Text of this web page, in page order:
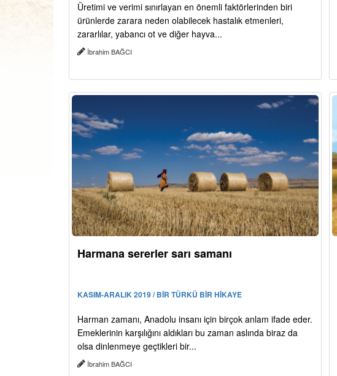
Üretimi ve verimi sınırlayan en önemli faktörlerinden biri
ürünlerde zarara neden olabilecek hastalık etmenleri,
zararlılar, yabancı ot ve diğer hayva...
İbrahim BAĞCI
Harmana sererler sarı samanı
KASIM-ARALIK 2019 / BİR TÜRKÜ BİR HİKAYE
Harman zamanı, Anadolu insanı için birçok anlam ifade eder.
Emeklerinin karşılığını aldıkları bu zaman aslında biraz da
olsa dinlenmeye geçtikleri bir...
İbrahim BAĞCI